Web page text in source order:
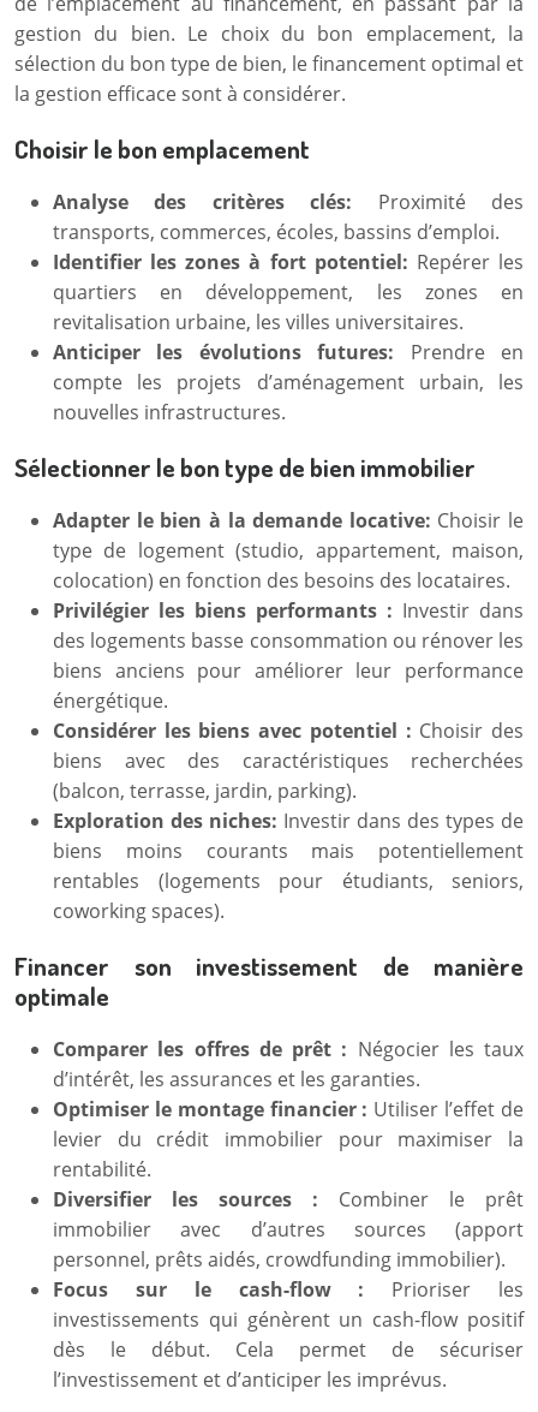
gestion du bien. Le choix du bon emplacement, la
sélection du bon type de bien, le financement optimal et
la gestion efficace sont à considérer.
Choisir le bon emplacement
Analyse des critères clés: Proximité des
transports, commerces, écoles, bassins d’emploi.
Identifier les zones à fort potentiel: Repérer les
quartiers en développement, les zones en
revitalisation urbaine, les villes universitaires.
Anticiper les évolutions futures: Prendre en
compte les projets d’aménagement urbain, les
nouvelles infrastructures.
Sélectionner le bon type de bien immobilier
Adapter le bien à la demande locative: Choisir le
type de logement (studio, appartement, maison,
colocation) en fonction des besoins des locataires.
Privilégier les biens performants : Investir dans
des logements basse consommation ou rénover les
biens anciens pour améliorer leur performance
énergétique.
Considérer les biens avec potentiel : Choisir des
biens avec des caractéristiques recherchées
(balcon, terrasse, jardin, parking).
Exploration des niches: Investir dans des types de
biens moins courants mais potentiellement
rentables (logements pour étudiants, seniors,
coworking spaces).
Financer son investissement de manière
optimale
Comparer les offres de prêt : Négocier les taux
d’intérêt, les assurances et les garanties.
Optimiser le montage financier : Utiliser l’effet de
levier du crédit immobilier pour maximiser la
rentabilité.
Diversifier les sources : Combiner le prêt
immobilier avec d’autres sources (apport
personnel, prêts aidés, crowdfunding immobilier).
Focus sur le cash-flow : Prioriser les
investissements qui génèrent un cash-flow positif
dès le début. Cela permet de sécuriser
l’investissement et d’anticiper les imprévus.